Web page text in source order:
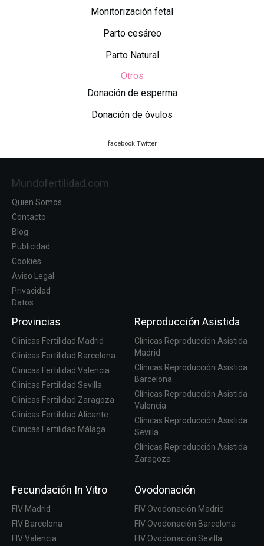
Monitorización fetal
Parto cesáreo
Parto Natural
Otros
Donación de esperma
Donación de óvulos
facebook Twitter
Mundofertilidad.com
Quien Somos
Contacto
Blog
Publicidad
Cookies
Aviso Legal
Privacidad
Datos
Provincias
Clinicas Fertilidad Madrid
Clinicas Fertilidad Barcelona
Clinicas Fertilidad Valencia
Clinicas Fertilidad Sevilla
Clinicas Fertilidad Zaragoza
Clinicas Fertilidad Alicante
Clinicas Fertilidad Málaga
Reproducción Asistida
Clínicas Reproducción Asistida
Madrid
Clínicas Reproducción Asistida
Barcelona
Clínicas Reproducción Asistida
Valencia
Clínicas Reproducción Asistida
Sevilla
Clínicas Reproducción Asistida
Zaragoza
Fecundación In Vitro
FIV Madrid
FIV Barcelona
FIV Valencia
Ovodonación
FIV Ovodonación Madrid
FIV Ovodonación Barcelona
FIV Ovodonación Sevilla